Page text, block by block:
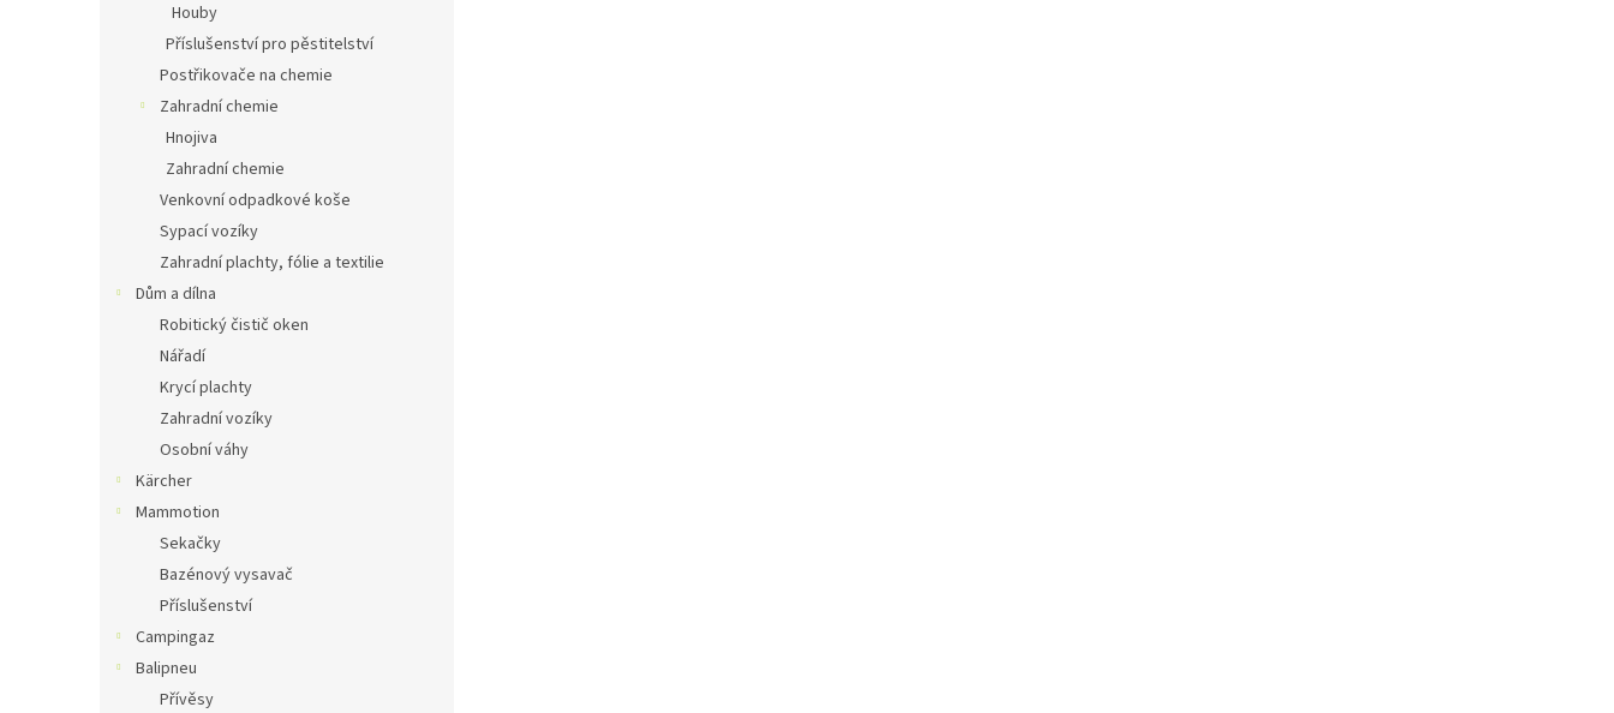
Houby
Příslušenství pro pěstitelství
Postřikovače na chemie
Zahradní chemie
Hnojiva
Zahradní chemie
Venkovní odpadkové koše
Sypací vozíky
Zahradní plachty, fólie a textilie
Dům a dílna
Robitický čistič oken
Nářadí
Krycí plachty
Zahradní vozíky
Osobní váhy
Kärcher
Mammotion
Sekačky
Bazénový vysavač
Příslušenství
Campingaz
Balipneu
Přívěsy